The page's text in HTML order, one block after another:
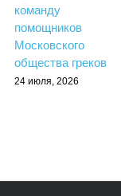
команду
помощников
Московского
общества греков
24 июля, 2026